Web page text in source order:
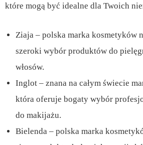
które mogą być idealne dla Twoich
Ziaja – polska marka kosmetyków
szeroki wybór produktów do
włosów.
Inglot – znana na całym świecie
która oferuje bogaty wybór
do makijażu.
Bielenda – polska marka